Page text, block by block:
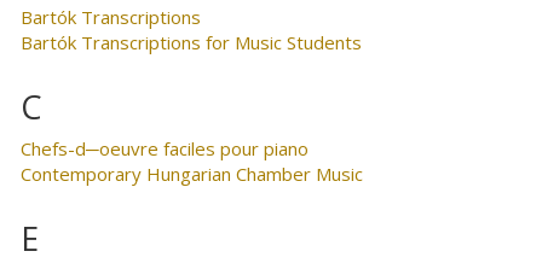
Bartók Transcriptions
Bartók Transcriptions for Music Students
C
Chefs-d─oeuvre faciles pour piano
Contemporary Hungarian Chamber Music
E